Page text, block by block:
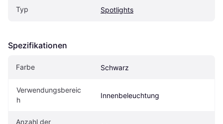
Typ Spotlights
Spezifikationen
Farbe Schwarz
Verwendungsbereic
h
Innenbeleuchtung
Anzahl der